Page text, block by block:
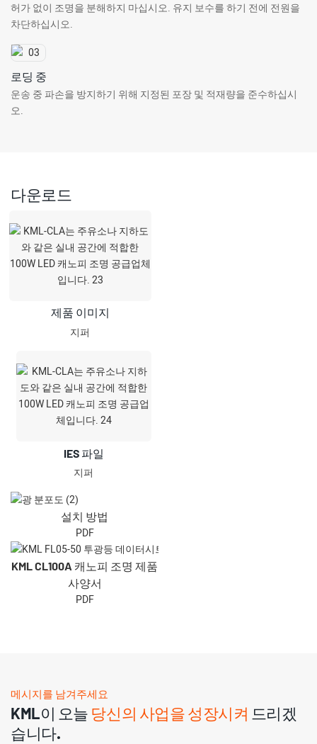
허가 없이 조명을 분해하지 마십시오. 유지 보수를 하기 전에 전원을
차단하십시오.
로딩 중
운송 중 파손을 방지하기 위해 지정된 포장 및 적재량을 준수하십시
오.
다운로드
제품 이미지
지퍼
IES 파일
지퍼
설치 방법
PDF
KML CL100A 캐노피 조명 제품
사양서
PDF
메시지를 남겨주세요
KML이 오늘 당신의 사업을 성장시켜 드리겠
습니다.